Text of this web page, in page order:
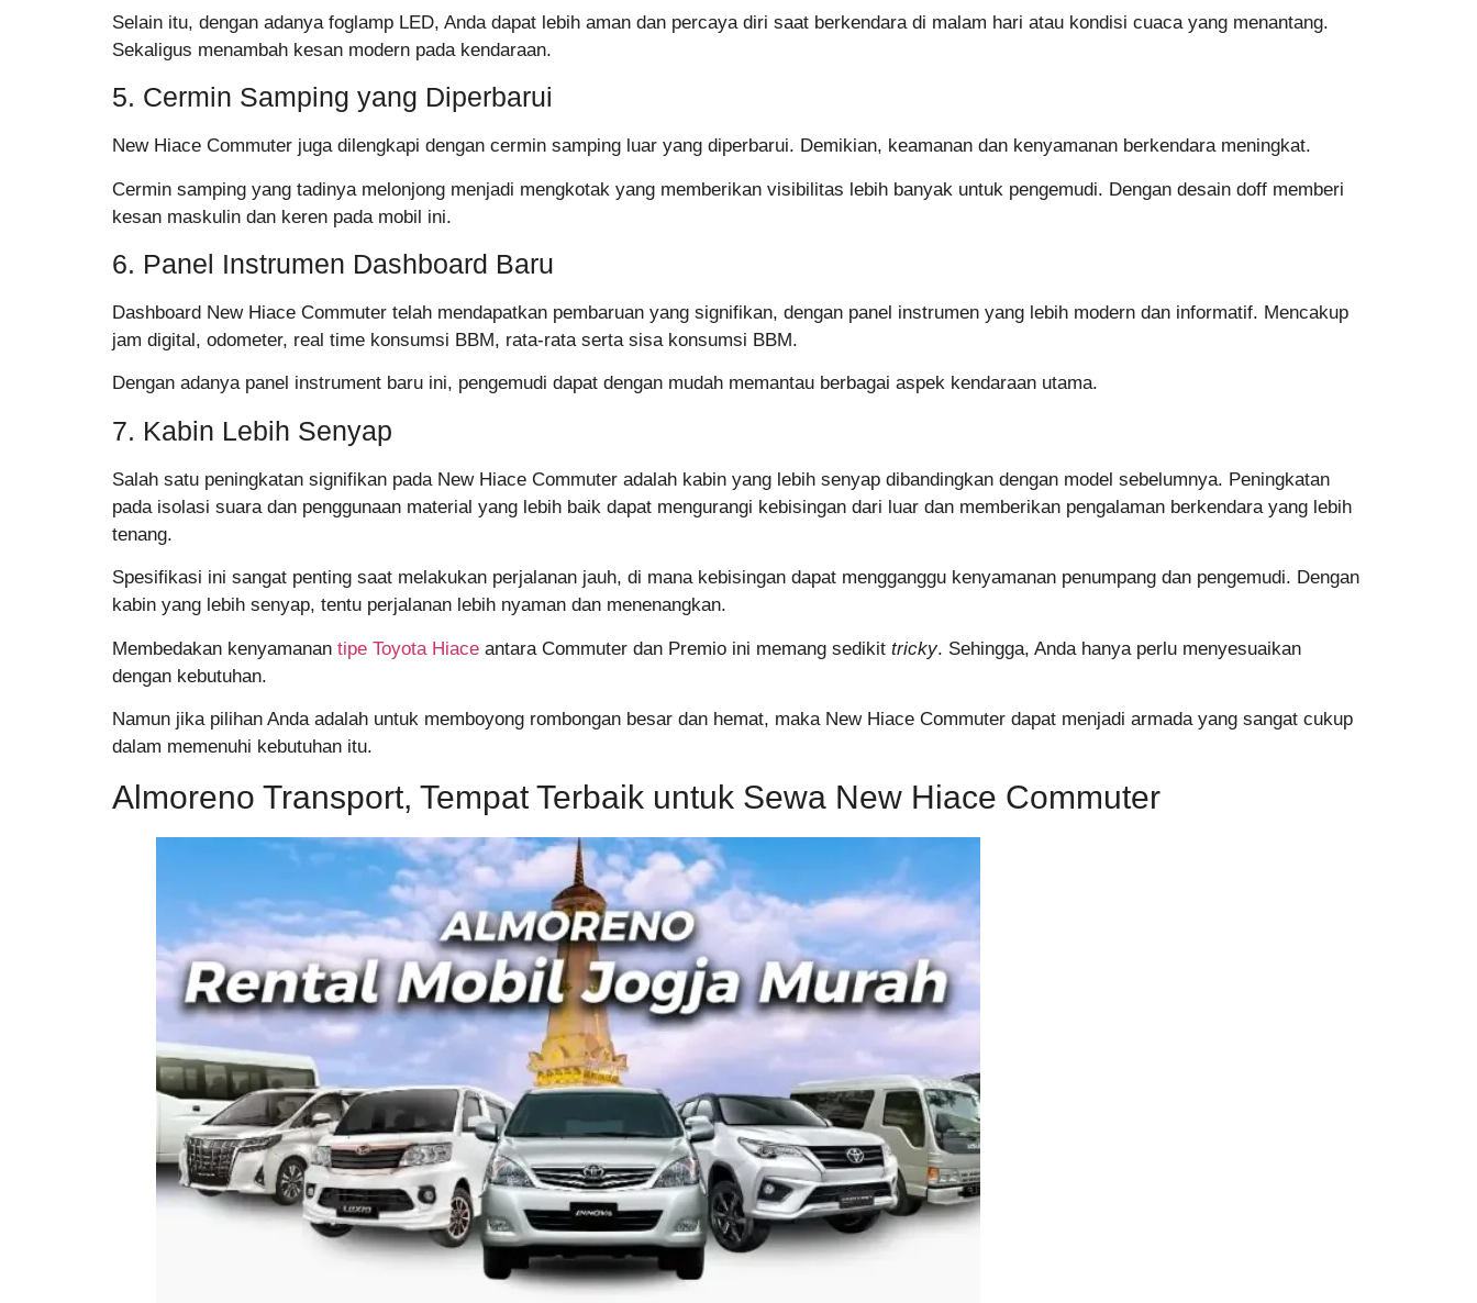
Selain itu, dengan adanya foglamp LED, Anda dapat lebih aman dan percaya diri saat berkendara di malam hari atau kondisi cuaca yang menantang.
Sekaligus menambah kesan modern pada kendaraan.
5. Cermin Samping yang Diperbarui
New Hiace Commuter juga dilengkapi dengan cermin samping luar yang diperbarui. Demikian, keamanan dan kenyamanan berkendara meningkat.
Cermin samping yang tadinya melonjong menjadi mengkotak yang memberikan visibilitas lebih banyak untuk pengemudi. Dengan desain doff memberi
kesan maskulin dan keren pada mobil ini.
6. Panel Instrumen Dashboard Baru
Dashboard New Hiace Commuter telah mendapatkan pembaruan yang signifikan, dengan panel instrumen yang lebih modern dan informatif. Mencakup
jam digital, odometer, real time konsumsi BBM, rata-rata serta sisa konsumsi BBM.
Dengan adanya panel instrument baru ini, pengemudi dapat dengan mudah memantau berbagai aspek kendaraan utama.
7. Kabin Lebih Senyap
Salah satu peningkatan signifikan pada New Hiace Commuter adalah kabin yang lebih senyap dibandingkan dengan model sebelumnya. Peningkatan
pada isolasi suara dan penggunaan material yang lebih baik dapat mengurangi kebisingan dari luar dan memberikan pengalaman berkendara yang lebih
tenang.
Spesifikasi ini sangat penting saat melakukan perjalanan jauh, di mana kebisingan dapat mengganggu kenyamanan penumpang dan pengemudi. Dengan
kabin yang lebih senyap, tentu perjalanan lebih nyaman dan menenangkan.
Membedakan kenyamanan tipe Toyota Hiace antara Commuter dan Premio ini memang sedikit tricky. Sehingga, Anda hanya perlu menyesuaikan
dengan kebutuhan.
Namun jika pilihan Anda adalah untuk memboyong rombongan besar dan hemat, maka New Hiace Commuter dapat menjadi armada yang sangat cukup
dalam memenuhi kebutuhan itu.
Almoreno Transport, Tempat Terbaik untuk Sewa New Hiace Commuter